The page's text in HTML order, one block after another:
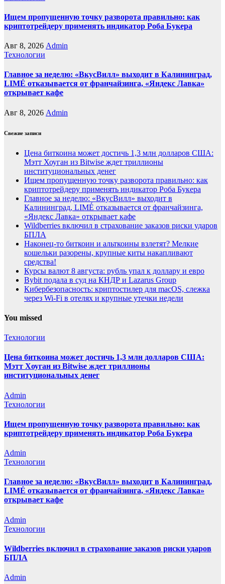
Ищем пропущенную точку разворота правильно: как
криптотрейдеру применять индикатор Роба Букера
Авг 8, 2026 Admin
Технологии
Главное за неделю: «ВкусВилл» выходит в Калининград,
LIMÉ отказывается от франчайзинга, «Яндекс Лавка»
открывает кафе
Авг 8, 2026 Admin
Свежие записи
Цена биткоина может достичь 1,3 млн долларов США:
Мэтт Хоуган из Bitwise ждет триллионы
институциональных денег
Ищем пропущенную точку разворота правильно: как
криптотрейдеру применять индикатор Роба Букера
Главное за неделю: «ВкусВилл» выходит в
Калининград, LIMÉ отказывается от франчайзинга,
«Яндекс Лавка» открывает кафе
Wildberries включил в страхование заказов риски ударов
БПЛА
Наконец-то биткоин и альткоины взлетят? Мелкие
кошельки разорены, крупные киты накапливают
средства!
Курсы валют 8 августа: рубль упал к доллару и евро
Bybit подала в суд на КНДР и Lazarus Group
Кибербезопасность: криптостилер для macOS, слежка
через Wi-Fi в отелях и крупные утечки недели
You missed
Технологии
Цена биткоина может достичь 1,3 млн долларов США:
Мэтт Хоуган из Bitwise ждет триллионы
институциональных денег
Admin
Технологии
Ищем пропущенную точку разворота правильно: как
криптотрейдеру применять индикатор Роба Букера
Admin
Технологии
Главное за неделю: «ВкусВилл» выходит в Калининград,
LIMÉ отказывается от франчайзинга, «Яндекс Лавка»
открывает кафе
Admin
Технологии
Wildberries включил в страхование заказов риски ударов
БПЛА
Admin